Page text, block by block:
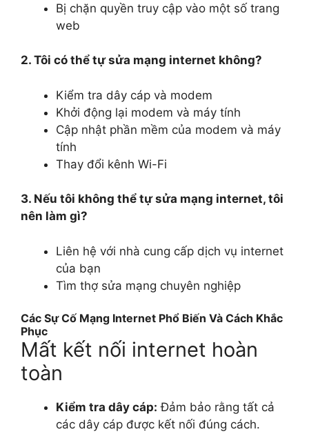
Bị chặn quyền truy cập vào một số trang
web
2. Tôi có thể tự sửa mạng internet không?
Kiểm tra dây cáp và modem
Khởi động lại modem và máy tính
Cập nhật phần mềm của modem và máy
tính
Thay đổi kênh Wi-Fi
3. Nếu tôi không thể tự sửa mạng internet, tôi
nên làm gì?
Liên hệ với nhà cung cấp dịch vụ internet
của bạn
Tìm thợ sửa mạng chuyên nghiệp
Các Sự Cố Mạng Internet Phổ Biến Và Cách Khắc
Phục
Mất kết nối internet hoàn
toàn
Kiểm tra dây cáp: Đảm bảo rằng tất cả
các dây cáp được kết nối đúng cách.